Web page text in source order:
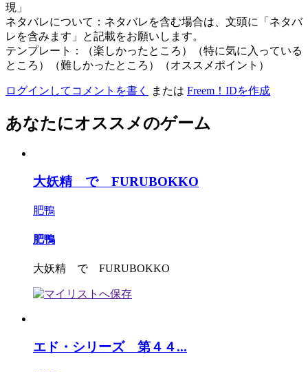
現」
ネタバレについて：ネタバレを含む場合は、文頭に「ネタバ
レを含みます」と記載をお願いします。
テンプレート：（楽しかったところ）（特に気に入っている
ところ）（難しかったところ）（オススメポイント）
ログインしてコメントを書く または Freem！IDを作成
あなたにオススメのゲーム
大妖精 で FURUBOKKO
肥鴨
肥鴨
大妖精 で FURUBOKKO
エド・シリーズ 第４４...